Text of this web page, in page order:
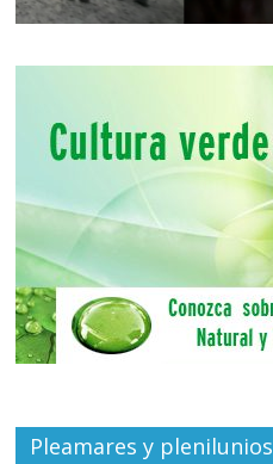
Pleamares y plenilunios